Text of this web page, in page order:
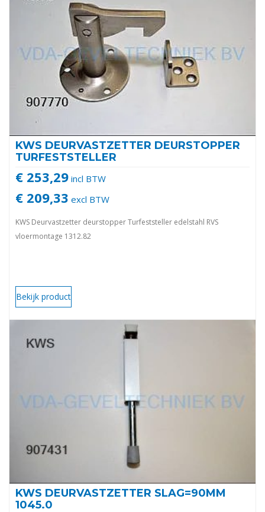
KWS DEURVASTZETTER DEURSTOPPER
TURFESTSTELLER
€ 253,29 incl BTW
€ 209,33 excl BTW
KWS Deurvastzetter deurstopper Turfeststeller edelstahl RVS
vloermontage 1312.82
Bekijk product
KWS DEURVASTZETTER SLAG=90MM
1045.0